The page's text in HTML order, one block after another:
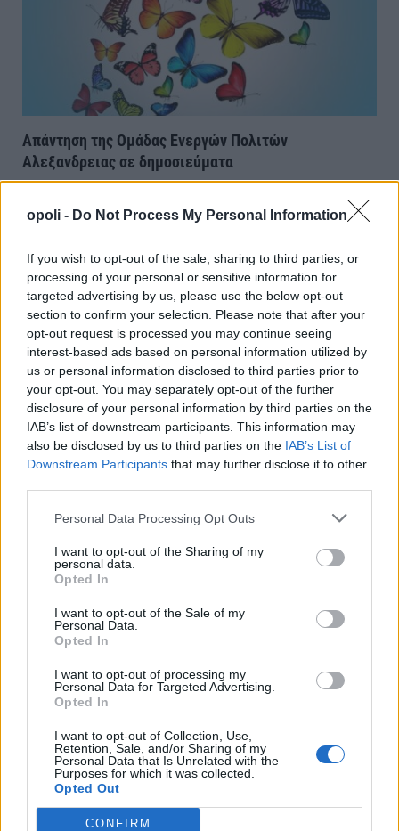
opoli - Do Not Process My Personal Information
If you wish to opt-out of the sale, sharing to third parties, or
processing of your personal or sensitive information for
targeted advertising by us, please use the below opt-out
section to confirm your selection. Please note that after your
opt-out request is processed you may continue seeing
interest-based ads based on personal information utilized by
us or personal information disclosed to third parties prior to
your opt-out. You may separately opt-out of the further
disclosure of your personal information by third parties on the
IAB’s list of downstream participants. This information may
also be disclosed by us to third parties on the IAB’s List of
Downstream Participants that may further disclose it to other
Personal Data Processing Opt Outs
I want to opt-out of the Sharing of my
personal data.
Opted In
I want to opt-out of the Sale of my
Personal Data.
Opted In
I want to opt-out of processing my
Personal Data for Targeted Advertising.
Opted In
I want to opt-out of Collection, Use,
Retention, Sale, and/or Sharing of my
Personal Data that Is Unrelated with the
Purposes for which it was collected.
Opted Out
CONFIRM
Απάντηση της Ομάδας Ενεργών Πολιτών
Αλεξανδρειας σε δημοσιεύματα